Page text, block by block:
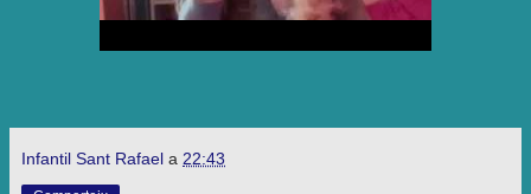
Infantil Sant Rafael a 22:43